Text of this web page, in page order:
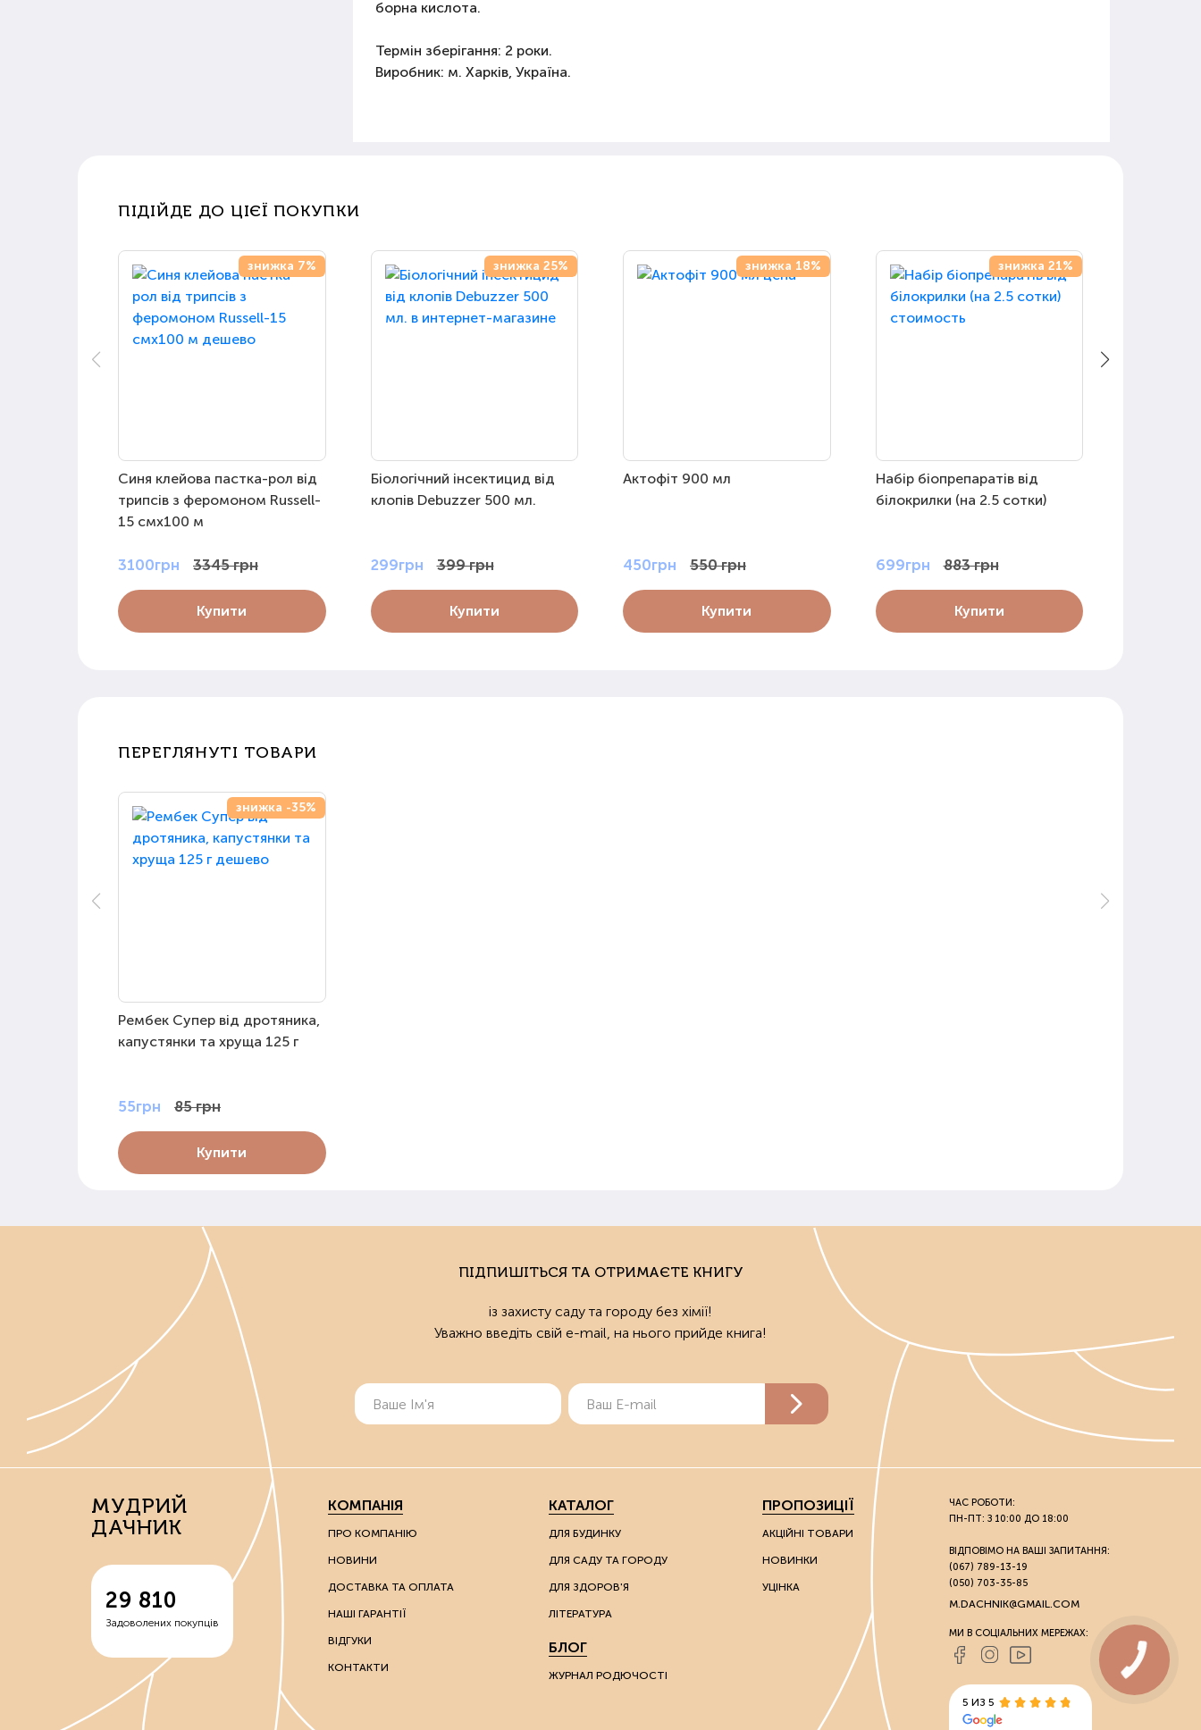
борна кислота.
Термін зберігання: 2 роки.
Виробник: м. Харків, Україна.
ПІДІЙДЕ ДО ЦІЄЇ ПОКУПКИ
знижка 7%
Синя клейова пастка-рол від
трипсів з феромоном Russell-
15 смх100 м
3100грн 3345 грн
Купити
знижка 25%
Біологічний інсектицид від
клопів Debuzzer 500 мл.
299грн 399 грн
Купити
знижка 18%
Актофіт 900 мл
450грн 550 грн
Купити
знижка 21%
Набір біопрепаратів від
білокрилки (на 2.5 сотки)
699грн 883 грн
Купити
ПЕРЕГЛЯНУТІ ТОВАРИ
знижка -35%
Рембек Супер від дротяника,
капустянки та хруща 125 г
55грн 85 грн
Купити
ПІДПИШІТЬСЯ ТА ОТРИМАЄТЕ КНИГУ
із захисту саду та городу без хімії!
Уважно введіть свій e-mail, на нього прийде книга!
МУДРИЙ
ДАЧНИК
29 810
Задоволених покупців
КОМПАНІЯ
ПРО КОМПАНІЮ
НОВИНИ
ДОСТАВКА ТА ОПЛАТА
НАШІ ГАРАНТІЇ
ВІДГУКИ
КОНТАКТИ
КАТАЛОГ
ДЛЯ БУДИНКУ
ДЛЯ САДУ ТА ГОРОДУ
ДЛЯ ЗДОРОВ'Я
ЛІТЕРАТУРА
БЛОГ
ЖУРНАЛ РОДЮЧОСТІ
ПРОПОЗИЦІЇ
АКЦІЙНІ ТОВАРИ
НОВИНКИ
УЦІНКА
ЧАС РОБОТИ:
ПН-ПТ: З 10:00 ДО 18:00
ВІДПОВІМО НА ВАШІ ЗАПИТАННЯ:
(067) 789-13-19
(050) 703-35-85
M.DACHNIK@GMAIL.COM
МИ В СОЦІАЛЬНИХ МЕРЕЖАХ:
5 ИЗ 5